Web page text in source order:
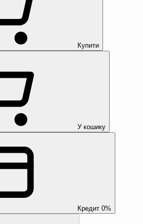
Купити
У кошику
Кредит 0%